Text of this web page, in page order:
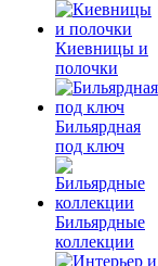
Киевницы и
полочки
Бильярдная
под ключ
Бильярдные
коллекции